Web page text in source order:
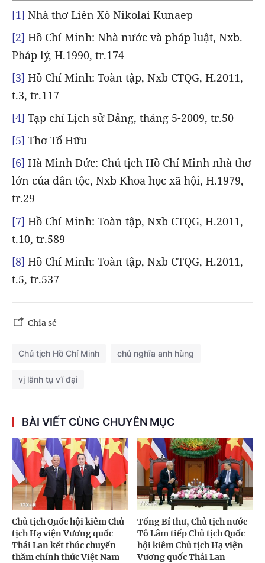
[1] Nhà thơ Liên Xô Nikolai Kunaep
[2] Hồ Chí Minh: Nhà nước và pháp luật, Nxb.
Pháp lý, H.1990, tr.174
[3] Hồ Chí Minh: Toàn tập, Nxb CTQG, H.2011,
t.3, tr.117
[4] Tạp chí Lịch sử Đảng, tháng 5-2009, tr.50
[5] Thơ Tố Hữu
[6] Hà Minh Đức: Chủ tịch Hồ Chí Minh nhà thơ
lớn của dân tộc, Nxb Khoa học xã hội, H.1979,
tr.29
[7] Hồ Chí Minh: Toàn tập, Nxb CTQG, H.2011,
t.10, tr.589
[8] Hồ Chí Minh: Toàn tập, Nxb CTQG, H.2011,
t.5, tr.537
Chia sẻ
Chủ tịch Hồ Chí Minh chủ nghĩa anh hùng
vị lãnh tụ vĩ đại
BÀI VIẾT CÙNG CHUYÊN MỤC
Chủ tịch Quốc hội kiêm Chủ
tịch Hạ viện Vương quốc
Thái Lan kết thúc chuyến
thăm chính thức Việt Nam
Tổng Bí thư, Chủ tịch nước
Tô Lâm tiếp Chủ tịch Quốc
hội kiêm Chủ tịch Hạ viện
Vương quốc Thái Lan